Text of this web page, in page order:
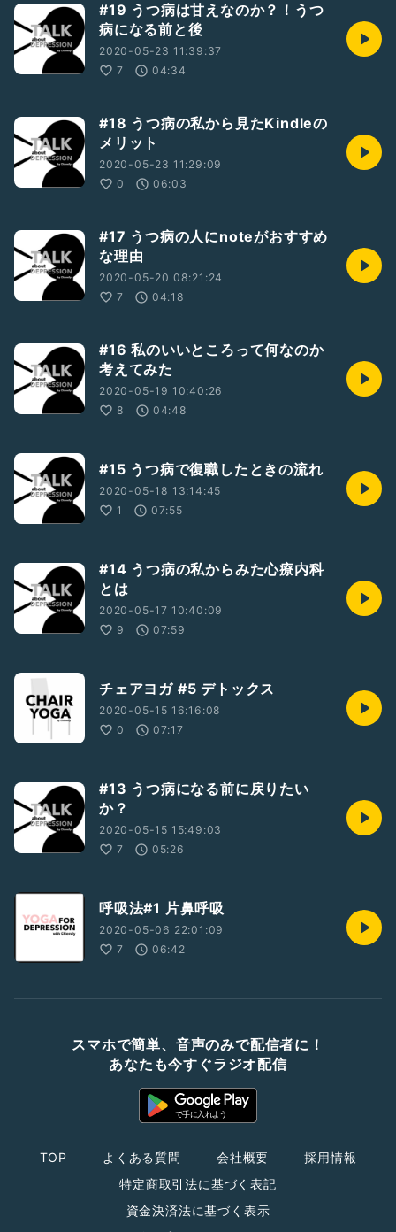
#19 うつ病は甘えなのか？！うつ
病になる前と後
2020-05-23 11:39:37
7
04:34
#18 うつ病の私から見たKindleの
メリット
2020-05-23 11:29:09
0
06:03
#17 うつ病の人にnoteがおすすめ
な理由
2020-05-20 08:21:24
7
04:18
#16 私のいいところって何なのか
考えてみた
2020-05-19 10:40:26
8
04:48
#15 うつ病で復職したときの流れ
2020-05-18 13:14:45
1
07:55
#14 うつ病の私からみた心療内科
とは
2020-05-17 10:40:09
9
07:59
チェアヨガ #5 デトックス
2020-05-15 16:16:08
0
07:17
#13 うつ病になる前に戻りたい
か？
2020-05-15 15:49:03
7
05:26
呼吸法#1 片鼻呼吸
2020-05-06 22:01:09
7
06:42
スマホで簡単、音声のみで配信者に！
あなたも今すぐラジオ配信
TOP よくある質問 会社概要
採用情報
特定商取引法に基づく表記
資金決済法に基づく表示